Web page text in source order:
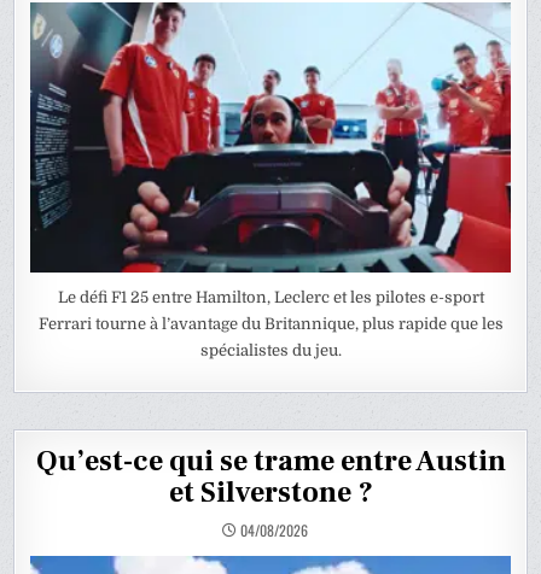
Le défi F1 25 entre Hamilton, Leclerc et les pilotes e-sport
Ferrari tourne à l’avantage du Britannique, plus rapide que les
spécialistes du jeu.
Qu’est-ce qui se trame entre Austin
et Silverstone ?
04/08/2026